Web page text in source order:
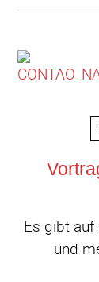
Es gibt auf
und